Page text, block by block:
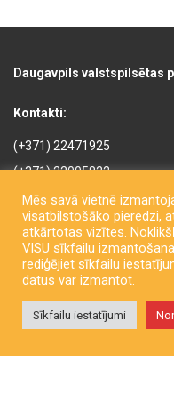
Daugavpils valstspilsētas
Kontakti:
(+371) 22471925
(+371) 22005822
rotkomuzejs@daugavpils.lv
Mihaila iela 3, Daugavpils,
LV-5401, Latvija
Copyright © Daugavpils City
Mēs savā vietnē
visatbilstošāko pieredzi,
atkārtotas vizītes.
VISU sīkfailu
rediģējiet sīkfailu
datus var izmantot.
Sīkfailu iestatījumi